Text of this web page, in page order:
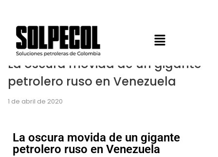
La oscura movida de un gigante
petrolero ruso en Venezuela
1 de abril de 2020
La oscura movida de un gigante
petrolero ruso en Venezuela